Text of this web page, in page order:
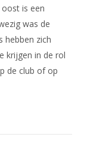
is een
was de
hebben zich
krijgen in de rol
de club of op